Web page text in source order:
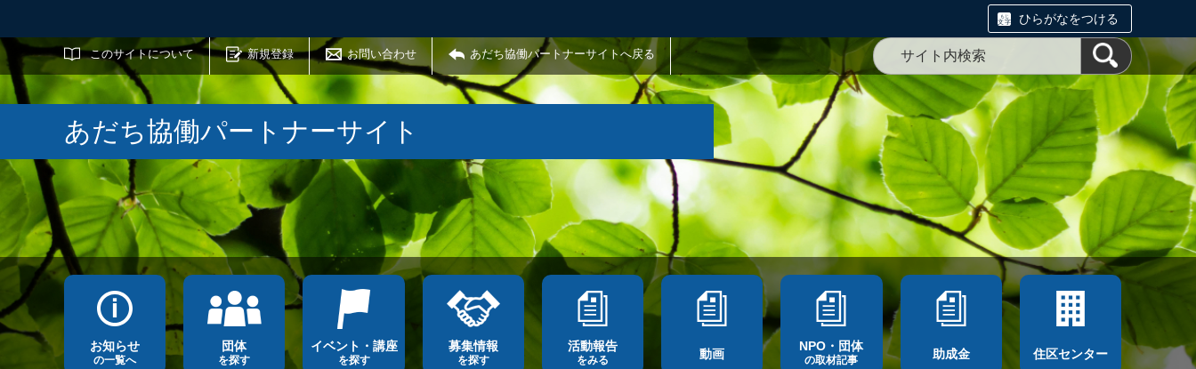
ひらがなをつける
このサイトについて 新規登録 お問い合わせ あだち協働パートナーサイトへ戻る
サイト内検索
あだち協働パートナーサイト
お知らせ
の一覧へ
団体
を探す
イベント・講座
を探す
募集情報
を探す
活動報告
をみる 動画
NPO・団体
の取材記事 助成金 住区センター